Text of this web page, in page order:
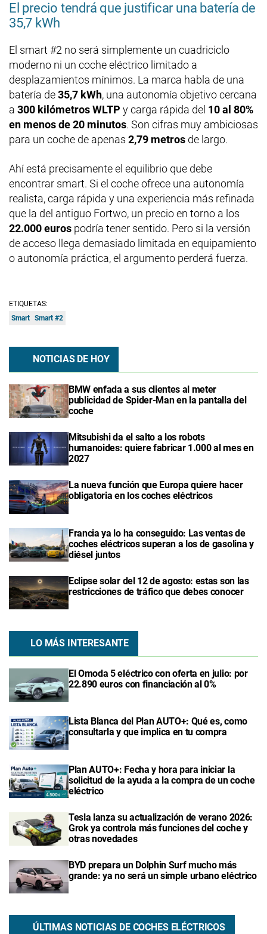
El precio tendrá que justificar una batería de
35,7 kWh
El smart #2 no será simplemente un cuadriciclo
moderno ni un coche eléctrico limitado a
desplazamientos mínimos. La marca habla de una
batería de35,7 kWh, una autonomía objetivo cercana
a 300 kilómetros WLTP y carga rápida del 10 al 80%
en menos de 20 minutos. Son cifras muy ambiciosas
para un coche de apenas 2,79 metros de largo.
Ahí está precisamente el equilibrio que debe
encontrar smart. Si el coche ofrece una autonomía
realista, carga rápida y una experiencia más refinada
que la del antiguo Fortwo, un precio en torno a los
22.000 euros podría tener sentido. Pero si la versión
de acceso llega demasiado limitada en equipamiento
o autonomía práctica, el argumento perderá fuerza.
ETIQUETAS:
Smart Smart #2
NOTICIAS DE HOY
BMW enfada a sus clientes al meter
publicidad de Spider-Man en la pantalla del
coche
Mitsubishi da el salto a los robots
humanoides: quiere fabricar 1.000 al mes en
2027
La nueva función que Europa quiere hacer
obligatoria en los coches eléctricos
Francia ya lo ha conseguido: Las ventas de
coches eléctricos superan a los de gasolina y
diésel juntos
Eclipse solar del 12 de agosto: estas son las
restricciones de tráfico que debes conocer
LO MÁS INTERESANTE
El Omoda 5 eléctrico con oferta en julio: por
22.890 euros con financiación al 0%
Lista Blanca del Plan AUTO+: Qué es, como
consultarla y que implica en tu compra
Plan AUTO+: Fecha y hora para iniciar la
solicitud de la ayuda a la compra de un coche
eléctrico
Tesla lanza su actualización de verano 2026:
Grok ya controla más funciones del coche y
otras novedades
BYD prepara un Dolphin Surf mucho más
grande: ya no será un simple urbano eléctrico
ÚLTIMAS NOTICIAS DE COCHES ELÉCTRICOS